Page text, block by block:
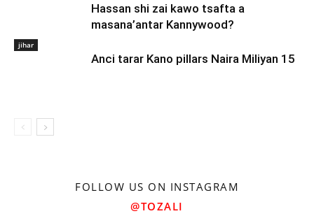
Hassan shi zai kawo tsafta a
masana’antar Kannywood?
jihar
Anci tarar Kano pillars Naira Miliyan 15
FOLLOW US ON INSTAGRAM
@TOZALI